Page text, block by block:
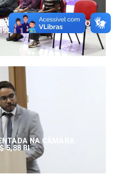
EDUARDO SERRANO,
NA CÂMARA:
5,88 BI